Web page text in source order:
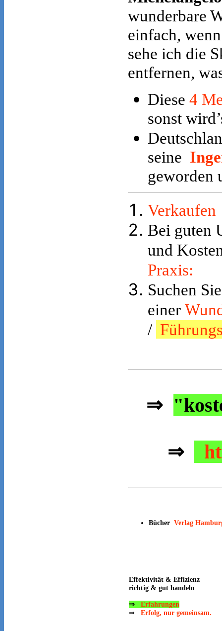
wunderbare
einfach,
sehe ich die
entfernen,
Diese 4
sonst
seine
geworden
Bei guten
und
Praxis:
Suchen
einer
/
⇒
⇒
Bücher Verlag
Effektivität & Effizienz
richtig & gut handeln
⇒
Erfahrungen
⇒ Erfolg, nur gemeinsam.